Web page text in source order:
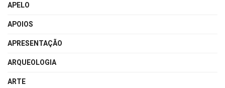
APELO
APOIOS
APRESENTAÇÃO
ARQUEOLOGIA
ARTE